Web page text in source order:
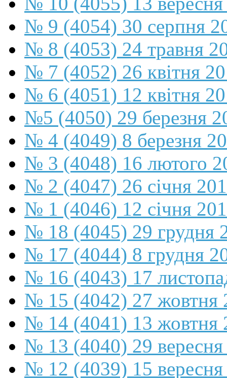
№ 9 (4054) 30 серпня
№ 8 (4053) 24 травня
№ 7 (4052) 26 квітня
№ 6 (4051) 12 квітня
№5 (4050) 29 березня
№ 4 (4049) 8 березня
№ 3 (4048) 16 лютого
№ 2 (4047) 26 січня
№ 1 (4046) 12 січня
№ 18 (4045) 29 грудня
№ 17 (4044) 8 грудня
№ 16 (4043) 17
№ 15 (4042) 27 жовтня
№ 14 (4041) 13 жовтня
№ 13 (4040) 29
№ 12 (4039) 15